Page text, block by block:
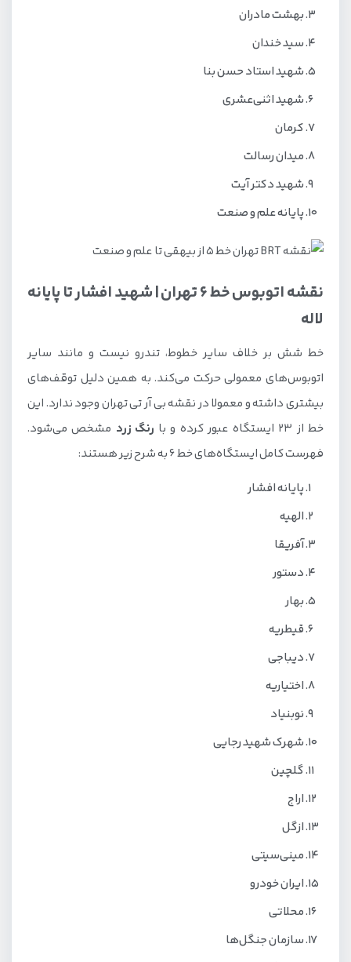
بهشت مادران
سید خندان
شهید استاد حسن بنا
شهید اثنی‌عشری
کرمان
میدان رسالت
شهید دکتر آیت
پایانه علم و صنعت
نقشه اتوبوس خط 6 تهران | شهید افشار تا پایانه
لاله
خط شش بر خلاف سایر خطوط، تندرو نیست و مانند سایر
اتوبوس‌های معمولی حرکت می‌کند. به همین دلیل توقف‌های
بیشتری داشته و معمولا در نقشه بی آر تی تهران وجود ندارد. این
خط از 23 ایستگاه عبور کرده و با
رنگ زرد مشخص می‌شود.
فهرست کامل ایستگاه‌های خط 6 به شرح زیر هستند:
پایانه افشار
الهیه
آفریقا
دستور
بهار
قیطریه
دیباجی
اختیاریه
نوبنیاد
شهرک شهید رجایی
گلچین
اراج
ازگل
مینی‌سیتی
ایران خودرو
محلاتی
سازمان جنگل‌ها